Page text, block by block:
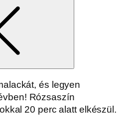
és legyen
Rózsaszín
20 perc alatt elkészül.